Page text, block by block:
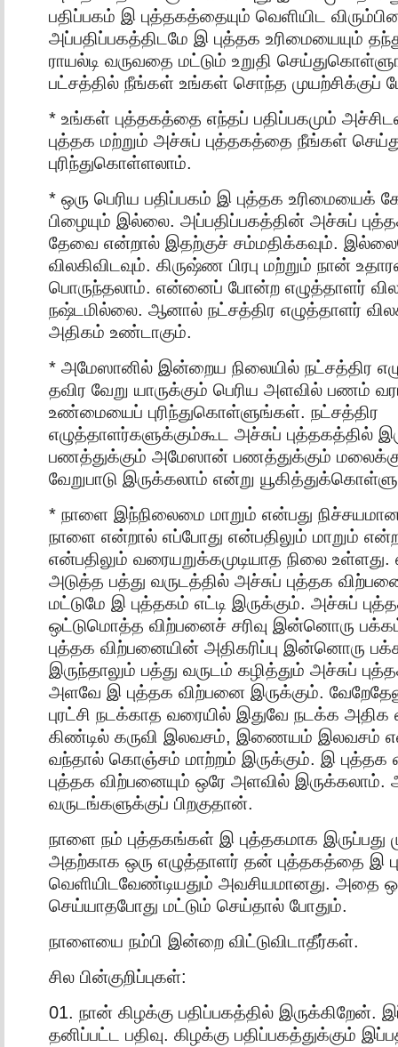
பதிப்பகம் இ புத்தகத்தையும் வெளியிட
அப்பதிப்பகத்திடமே இ புத்தக உரிமையையும்
ராயல்டி வருவதை மட்டும் உறுதி
பட்சத்தில் நீங்கள் உங்கள் சொந்த முயற்சிக்குப்
* உங்கள் புத்தகத்தை எந்தப் பதிப்பகமும்
புத்தக மற்றும் அச்சுப் புத்தகத்தை நீங்கள்
புரிந்துகொள்ளலாம்.
* ஒரு பெரிய பதிப்பகம் இ புத்தக உரிமையைக்
பிழையும் இல்லை. அப்பதிப்பகத்தின் அச்சுப்
தேவை என்றால் இதற்குச் சம்மதிக்கவும்.
விலகிவிடவும். கிருஷ்ண பிரபு மற்றும் நான்
பொருந்தலாம். என்னைப் போன்ற எழுத்தாளர்
நஷ்டமில்லை. ஆனால் நட்சத்திர எழுத்தாளர்
அதிகம் உண்டாகும்.
* அமேஸானில் இன்றைய நிலையில் நட்சத்திர
தவிர வேறு யாருக்கும் பெரிய அளவில் பணம்
உண்மையைப் புரிந்துகொள்ளுங்கள். நட்சத்திர
எழுத்தாளர்களுக்கும்கூட அச்சுப் புத்தகத்தில்
பணத்துக்கும் அமேஸான் பணத்துக்கும்
வேறுபாடு இருக்கலாம் என்று
* நாளை இந்நிலைமை மாறும் என்பது
நாளை என்றால் எப்போது என்பதிலும் மாறும்
என்பதிலும் வரையறுக்கமுடியாத நிலை
அடுத்த பத்து வருடத்தில் அச்சுப் புத்தக
மட்டுமே இ புத்தகம் எட்டி இருக்கும். அச்சுப்
ஒட்டுமொத்த விற்பனைச் சரிவு இன்னொரு
புத்தக விற்பனையின் அதிகரிப்பு இன்னொரு
இருந்தாலும் பத்து வருடம் கழித்தும் அச்சுப்
அளவே இ புத்தக விற்பனை இருக்கும்.
புரட்சி நடக்காத வரையில் இதுவே நடக்க அதிக
கிண்டில் கருவி இலவசம், இணையம் இலவசம்
வந்தால் கொஞ்சம் மாற்றம் இருக்கும். இ புத்தக
புத்தக விற்பனையும் ஒரே அளவில் இருக்கலாம்.
வருடங்களுக்குப் பிறகுதான்.
நாளை நம் புத்தகங்கள் இ புத்தகமாக இருப்பது
அதற்காக ஒரு எழுத்தாளர் தன் புத்தகத்தை இ
வெளியிடவேண்டியதும் அவசியமானது. அதை
செய்யாதபோது மட்டும் செய்தால் போதும்.
நாளையை நம்பி இன்றை விட்டுவிடாதீர்கள்.
சில பின்குறிப்புகள்:
01. நான் கிழக்கு பதிப்பகத்தில் இருக்கிறேன்.
தனிப்பட்ட பதிவு. கிழக்கு பதிப்பகத்துக்கும்